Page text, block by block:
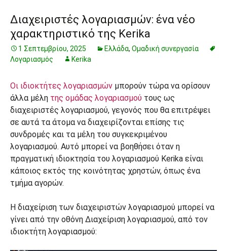
Διαχειριστές λογαριασμών: ένα νέο
χαρακτηριστικό της Kerika
1 Σεπτεμβρίου, 2025 Ελλάδα, Ομαδική συνεργασία
Λογαριασμός
Kerika
Οι ιδιοκτήτες λογαριασμών μπορούν τώρα να ορίσουν
άλλα μέλη της ομάδας λογαριασμού τους ως
διαχειριστές λογαριασμού, γεγονός που θα επιτρέψει
σε αυτά τα άτομα να διαχειρίζονται επίσης τις
συνδρομές και τα μέλη του συγκεκριμένου
λογαριασμού. Αυτό μπορεί να βοηθήσει όταν η
πραγματική ιδιοκτησία του λογαριασμού Kerika είναι
κάποιος εκτός της κοινότητας χρηστών, όπως ένα
τμήμα αγορών.
Η διαχείριση των διαχειριστών λογαριασμού μπορεί να
γίνει από την οθόνη Διαχείριση λογαριασμού, από τον
ιδιοκτήτη λογαριασμού: